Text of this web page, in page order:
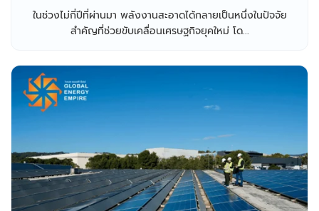
ในช่วงไม่กี่ปีที่ผ่านมา พลังงานสะอาดได้กลายเป็นหนึ่งในปัจจัย
สำคัญที่ช่วยขับเคลื่อนเศรษฐกิจยุคใหม่ โด...